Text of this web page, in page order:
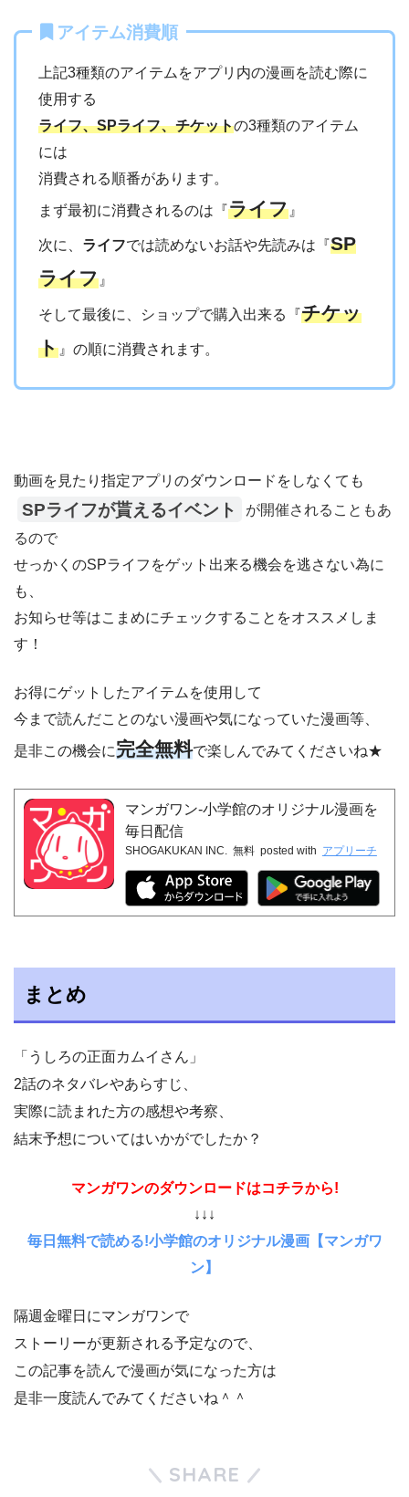
アイテム消費順
上記3種類のアイテムをアプリ内の漫画を読む際に
使用する
ライフ、SPライフ、チケットの3種類のアイテム
には
消費される順番があります。
まず最初に消費されるのは『 ライフ』
次に、 ライフでは読めないお話や先読みは『 SP
ライフ』
そして最後に、ショップで購入出来る『 チケッ
ト』の順に消費されます。
動画を見たり指定アプリのダウンロードをしなくても
SPライフが貰えるイベント
が開催されることもあ
るので
せっかくのSPライフをゲット出来る機会を逃さない為に
も、
お知らせ等はこまめにチェックすることをオススメしま
す！
お得にゲットしたアイテムを使用して
今まで読んだことのない漫画や気になっていた漫画等、
是非この機会に完全無料で楽しんでみてくださいね★
マンガワン-小学館のオリジナル漫画を
毎日配信
SHOGAKUKAN INC. 無料 posted with アプリーチ
まとめ
「うしろの正面カムイさん」
2話のネタバレやあらすじ、
実際に読まれた方の感想や考察、
結末予想についてはいかがでしたか？
マンガワンのダウンロードはコチラから!
↓↓↓
毎日無料で読める!小学館のオリジナル漫画【マンガワ
ン】
隔週金曜日にマンガワンで
ストーリーが更新される予定なので、
この記事を読んで漫画が気になった方は
是非一度読んでみてくださいね＾＾
SHARE